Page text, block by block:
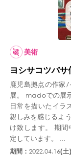
美術
ヨシサコツバサ
鹿児島拠点の作家
展。 madoでの展
日常を描いたイラ
親しみを感じるよ
け致します。 期
定しています。 ...
期間： 2022.04.16(土